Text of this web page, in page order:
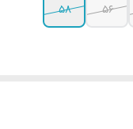
۵۶
۵۸